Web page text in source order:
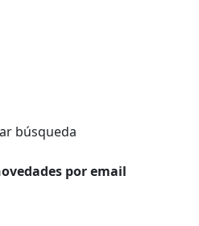
búsqueda
por email